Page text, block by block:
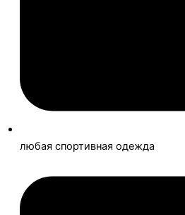
любая спортивная одежда